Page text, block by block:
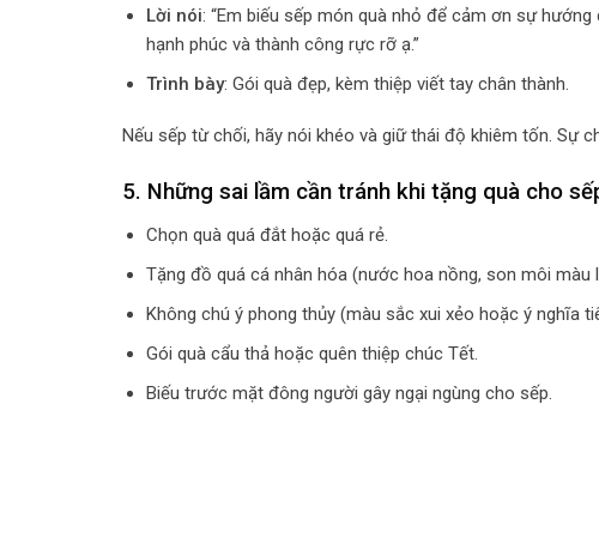
Lời nói: “Em biếu sếp món quà nhỏ để cảm ơn sự
hạnh phúc và thành công rực rỡ ạ.”
Trình bày: Gói quà đẹp, kèm thiệp viết tay chân thành.
Nếu sếp từ chối, hãy nói khéo và giữ thái độ khiêm tốn. Sự
5. Những sai lầm cần tránh khi tặng quà cho
Chọn quà quá đắt hoặc quá rẻ.
Tặng đồ quá cá nhân hóa (nước hoa nồng, son môi màu
Không chú ý phong thủy (màu sắc xui xẻo hoặc ý nghĩa
Gói quà cẩu thả hoặc quên thiệp chúc Tết.
Biếu trước mặt đông người gây ngại ngùng cho sếp.